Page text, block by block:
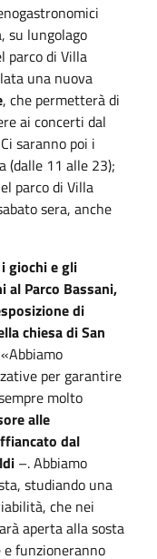
su lungolago
parco di Villa
una nuova
, che permetterà di
ai concerti dal
saranno poi i
(dalle 11 alle 23);
parco di Villa
sera, anche
giochi e gli
Parco Bassani,
di
chiesa di San
per garantire
molto
alle
dal
–. Abbiamo
studiando una
che nei
aperta alla sosta
e funzioneranno